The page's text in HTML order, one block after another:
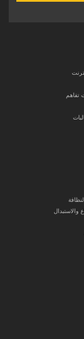
تفاهم
والاستبدال